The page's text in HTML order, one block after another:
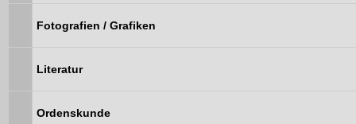
Fotografien / Grafiken
Literatur
Ordenskunde